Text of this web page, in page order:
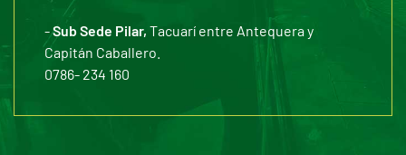
-Sub Sede Pilar, Tacuarí entre Antequera y
Capitán Caballero.
0786- 234 160